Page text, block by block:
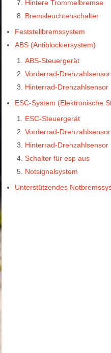
Hintere Trommelbremse
Bremsleuchtenschalter
Feststellbremssystem
ABS (Antiblockiersystem)
ABS-Steuergerät
Vorderrad-Drehzahlsensor
Hinterrad-Drehzahlsensor
ESC-System (Elektronische
ESC-Steuergerät
Vorderrad-Drehzahlsensor
Hinterrad-Drehzahlsensor
Schalter für esp aus
Notsignalsystem
Unterstützendes